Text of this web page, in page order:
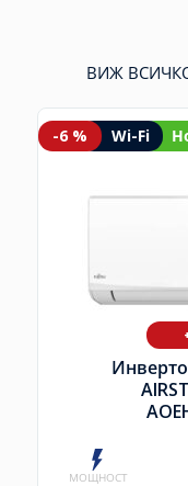
ВИЖ
-6 % Wi-Fi
МОЩНОСТ